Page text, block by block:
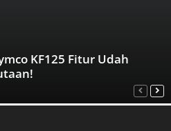
KF125 Fitur Udah